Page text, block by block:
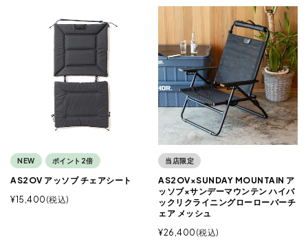
NEW ポイント2倍
AS2OV アッソブ チェアシート
¥15,400 税込
当店限定
AS2OV×SUNDAY MOUNTAIN ア
ッソブ×サンデーマウンテン ハイバ
ックリクライニングローローバーチ
ェア メッシュ
¥26,400 税込